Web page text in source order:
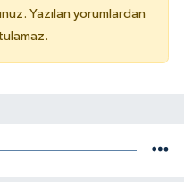
Yazılan yorumlardan